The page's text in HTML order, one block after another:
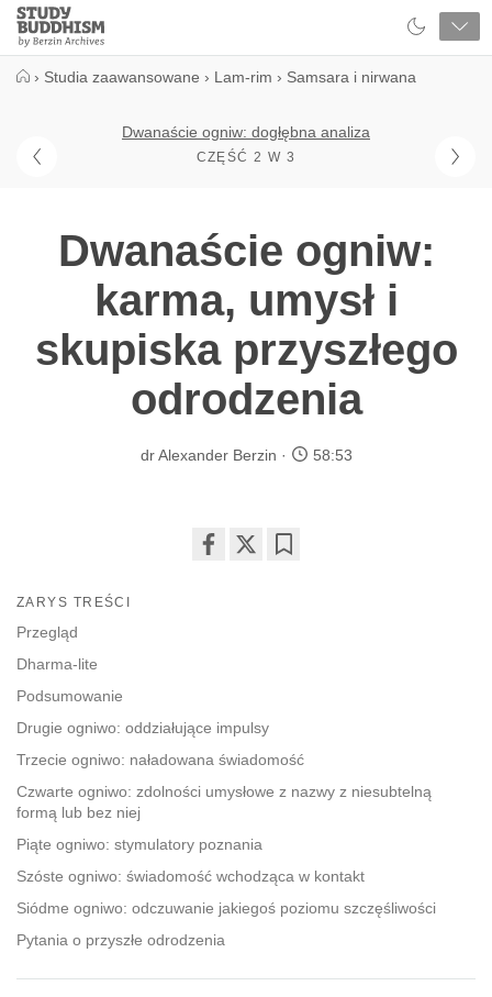
Close
Study
Buddhism
› Studia zaawansowane › Lam-rim › Samsara i nirwana
Dwanaście ogniw: dogłębna analiza
CZĘŚĆ 2 W 3
Dwanaście ogniw:
karma, umysł i
skupiska przyszłego
odrodzenia
dr Alexander Berzin 58:53
ZARYS TREŚCI
Przegląd
Dharma-lite
Podsumowanie
Drugie ogniwo: oddziałujące impulsy
Trzecie ogniwo: naładowana świadomość
Czwarte ogniwo: zdolności umysłowe z nazwy z niesubtelną
formą lub bez niej
Piąte ogniwo: stymulatory poznania
Szóste ogniwo: świadomość wchodząca w kontakt
Siódme ogniwo: odczuwanie jakiegoś poziomu szczęśliwości
Pytania o przyszłe odrodzenia